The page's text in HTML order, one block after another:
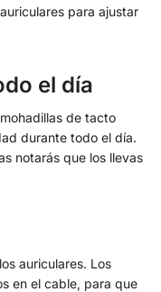
para ajustar
el día
de tacto
durante todo el día.
notarás que los llevas
auriculares. Los
en el cable, para que